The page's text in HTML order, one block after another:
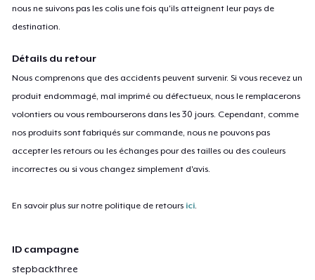
nous ne suivons pas les colis une fois qu'ils atteignent leur pays de
destination.
Détails du retour
Nous comprenons que des accidents peuvent survenir. Si vous recevez un
produit endommagé, mal imprimé ou défectueux, nous le remplacerons
volontiers ou vous rembourserons dans les 30 jours. Cependant, comme
nos produits sont fabriqués sur commande, nous ne pouvons pas
accepter les retours ou les échanges pour des tailles ou des couleurs
incorrectes ou si vous changez simplement d'avis.
En savoir plus sur notre politique de retours ici.
ID campagne
stepbackthree